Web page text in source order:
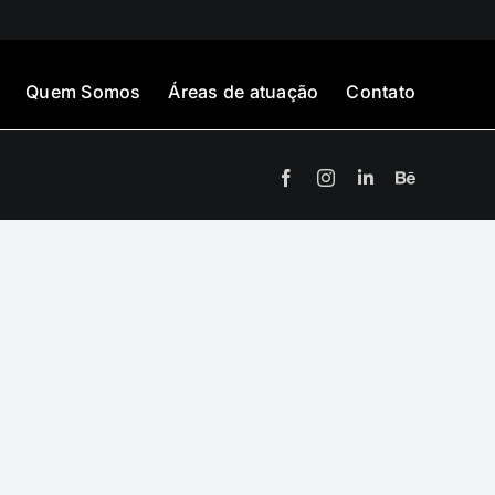
Quem Somos Áreas de atuação Contato
FacebookInstagram
LinkedInBehance